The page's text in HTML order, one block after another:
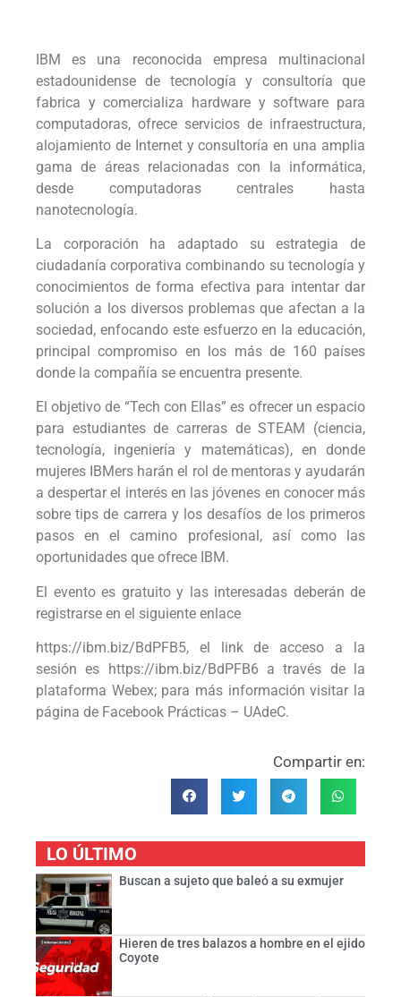
IBM es una reconocida empresa multinacional
estadounidense de tecnología y consultoría que
fabrica y comercializa hardware y software para
computadoras, ofrece servicios de infraestructura,
alojamiento de Internet y consultoría en una amplia
gama de áreas relacionadas con la informática,
desde computadoras centrales hasta
nanotecnología.
La corporación ha adaptado su estrategia de
ciudadanía corporativa combinando su tecnología y
conocimientos de forma efectiva para intentar dar
solución a los diversos problemas que afectan a la
sociedad, enfocando este esfuerzo en la educación,
principal compromiso en los más de 160 países
donde la compañía se encuentra presente.
El objetivo de “Tech con Ellas” es ofrecer un espacio
para estudiantes de carreras de STEAM (ciencia,
tecnología, ingeniería y matemáticas), en donde
mujeres IBMers harán el rol de mentoras y ayudarán
a despertar el interés en las jóvenes en conocer más
sobre tips de carrera y los desafíos de los primeros
pasos en el camino profesional, así como las
oportunidades que ofrece IBM.
El evento es gratuito y las interesadas deberán de
registrarse en el siguiente enlace
https://ibm.biz/BdPFB5, el link de acceso a la
sesión es https://ibm.biz/BdPFB6 a través de la
plataforma Webex; para más información visitar la
página de Facebook Prácticas – UAdeC.
Compartir en:
LO ÚLTIMO
Buscan a sujeto que baleó a su exmujer
Hieren de tres balazos a hombre en el ejido
Coyote